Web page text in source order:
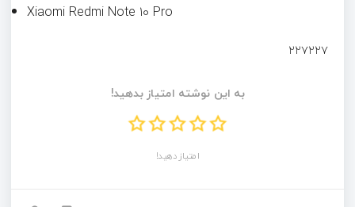
Xiaomi Redmi Note ۱۰ Pro
۲۲۷۲۲۷
به این نوشته امتیاز بدهید!
امتیاز دهید!